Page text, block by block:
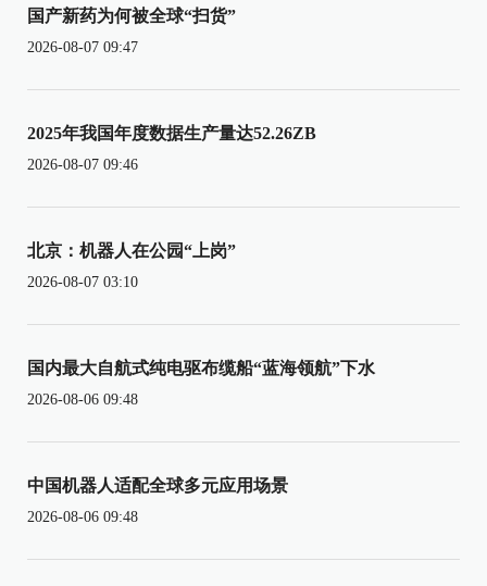
国产新药为何被全球“扫货”
2026-08-07 09:47
2025年我国年度数据生产量达52.26ZB
2026-08-07 09:46
北京：机器人在公园“上岗”
2026-08-07 03:10
国内最大自航式纯电驱布缆船“蓝海领航”下水
2026-08-06 09:48
中国机器人适配全球多元应用场景
2026-08-06 09:48